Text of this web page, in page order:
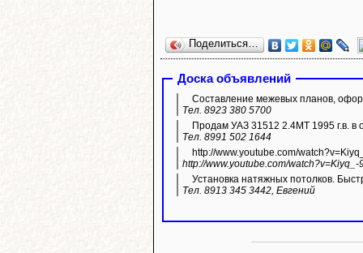
Поделиться…
Доска объявлений
Составление межевых планов,
Тел. 8923 380 5700
Продам УАЗ 31512 2.4МТ 1995 г.в. в
Тел. 8991 502 1644
http://www.youtube.com/
http://www.youtube.com/watch?v=Kiyq_-
Установка натяжных потолков.
Тел. 8913 345 3442, Евгений